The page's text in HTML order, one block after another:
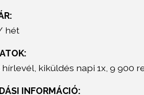
hét
hírlevél, kiküldés napi 1x, 9 900
INFORMÁCIÓ: